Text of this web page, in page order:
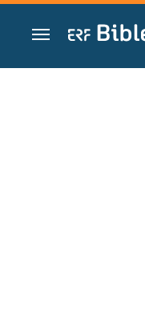
Sari la conținut